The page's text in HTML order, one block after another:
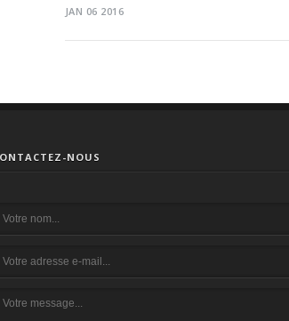
JAN 06 2016
NOUS